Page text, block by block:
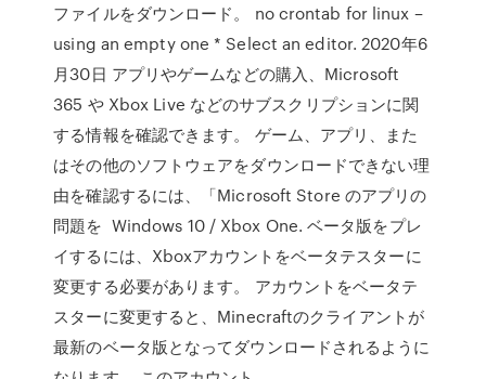
ファイルをダウンロード。 no crontab for linux –
using an empty one * Select an editor. 2020年6
月30日 アプリやゲームなどの購入、Microsoft
365 や Xbox Live などのサブスクリプションに関
する情報を確認できます。 ゲーム、アプリ、また
はその他のソフトウェアをダウンロードできない理
由を確認するには、「Microsoft Store のアプリの
問題を Windows 10 / Xbox One. ベータ版をプレ
イするには、Xboxアカウントをベータテスターに
変更する必要があります。 アカウントをベータテ
スターに変更すると、Minecraftのクライアントが
最新のベータ版となってダウンロードされるように